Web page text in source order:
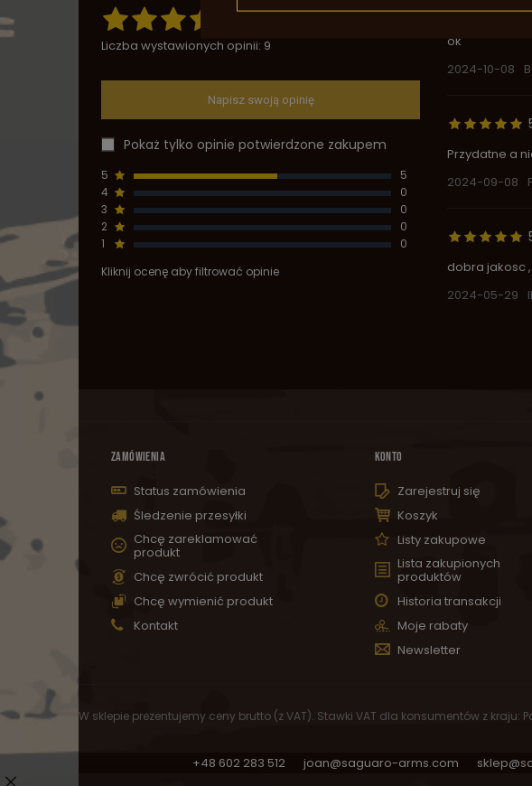
5.00
Liczba wystawionych opinii: 9
Napisz swoją opinię
Pokaż tylko opinie potwierdzone zakupem
5
5
4
0
3
0
2
0
1
0
Kliknij ocenę aby filtrować opinie
ok
2024-10-08
Przydatne a
2024-09-08
dobra jakosc
2024-05-29
ZAMÓWIENIA
Status zamówienia
Śledzenie przesyłki
Chcę zareklamować
produkt
Chcę zwrócić produkt
Chcę wymienić produkt
Kontakt
KONTO
Zarejestruj się
Koszyk
Listy zakupowe
Lista zakupionych
produktów
Historia transakcji
Moje rabaty
Newsletter
W sklepie prezentujemy ceny brutto (z VAT). Stawki VAT dla konsumentów z kraju:
+48 602 283 512 joan@saguaro-arms.com